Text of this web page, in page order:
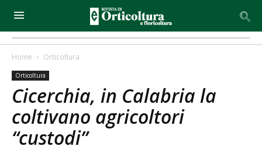
Home Orticoltura
Orticoltura
Cicerchia, in Calabria la
coltivano agricoltori
“custodi”